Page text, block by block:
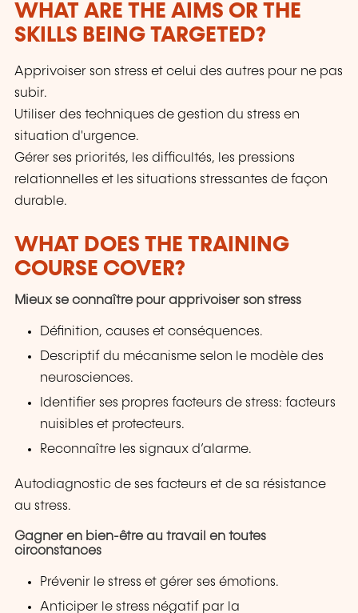
WHAT ARE THE AIMS OR THE
SKILLS BEING TARGETED?
Apprivoiser son stress et celui des autres pour ne pas
subir.
Utiliser des techniques de gestion du stress en
situation d'urgence.
Gérer ses priorités, les difficultés, les pressions
relationnelles et les situations stressantes de façon
durable.
WHAT DOES THE TRAINING
COURSE COVER?
Mieux se connaître pour apprivoiser son stress
Définition, causes et conséquences.
Descriptif du mécanisme selon le modèle des
neurosciences.
Identifier ses propres facteurs de stress: facteurs
nuisibles et protecteurs.
Reconnaître les signaux d’alarme.
Autodiagnostic de ses facteurs et de sa résistance
au stress.
Gagner en bien-être au travail en toutes
circonstances
Prévenir le stress et gérer ses émotions.
Anticiper le stress négatif par la